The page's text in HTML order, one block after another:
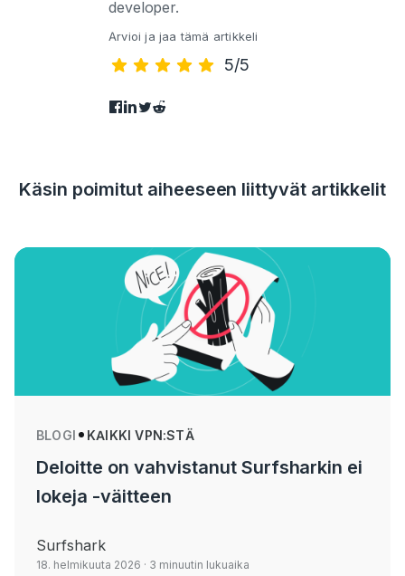
developer.
Arvioi ja jaa tämä artikkeli
5/5
Käsin poimitut aiheeseen liittyvät artikkelit
BLOGI KAIKKI VPN:STÄ
Deloitte on vahvistanut Surfsharkin ei
lokeja -väitteen
Surfshark
18. helmikuuta 2026 · 3 minuutin lukuaika